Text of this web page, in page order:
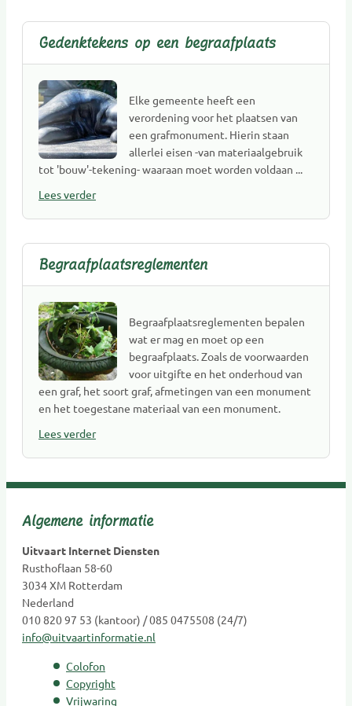
Gedenktekens op een begraafplaats
Elke gemeente heeft een
verordening voor het plaatsen van
een grafmonument. Hierin staan
allerlei eisen -van materiaalgebruik
tot 'bouw'-tekening- waaraan moet worden voldaan ...
Lees verder
Begraafplaatsreglementen
Begraafplaatsreglementen bepalen
wat er mag en moet op een
begraafplaats. Zoals de voorwaarden
voor uitgifte en het onderhoud van
een graf, het soort graf, afmetingen van een monument
en het toegestane materiaal van een monument.
Lees verder
Algemene informatie
Uitvaart Internet Diensten
Rusthoflaan 58-60
3034 XM Rotterdam
Nederland
010 820 97 53 (kantoor) / 085 0475508 (24/7)
info@uitvaartinformatie.nl
Colofon
Copyright
Vrijwaring